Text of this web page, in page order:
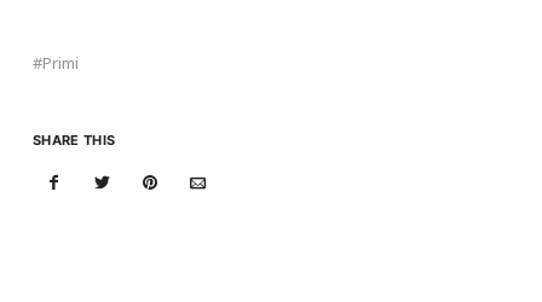
Primi
SHARE THIS